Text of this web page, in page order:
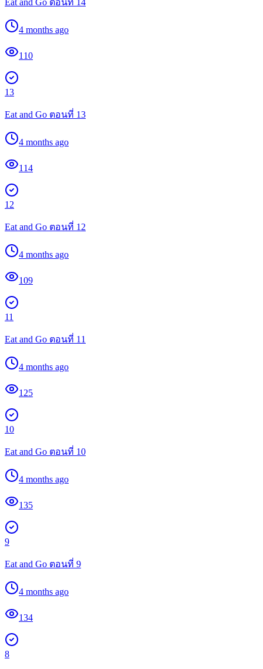
4 months ago
110
13
Eat and Go ตอนที่ 13
4 months ago
114
12
Eat and Go ตอนที่ 12
4 months ago
109
11
Eat and Go ตอนที่ 11
4 months ago
125
10
Eat and Go ตอนที่ 10
4 months ago
135
9
Eat and Go ตอนที่ 9
4 months ago
134
8